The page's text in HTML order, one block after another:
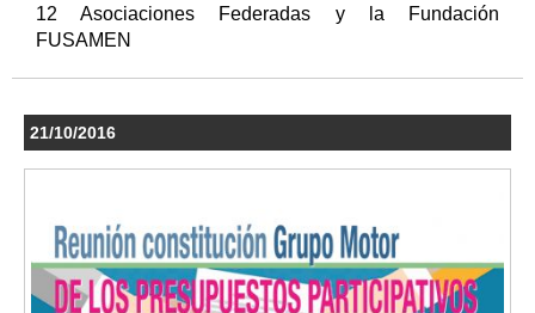
12 Asociaciones Federadas y la Fundación
FUSAMEN
21/10/2016